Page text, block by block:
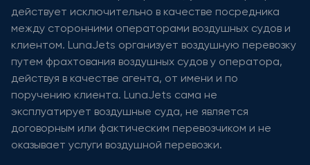
действует исключительно в качестве посредника
между сторонними операторами воздушных судов и
клиентом. LunaJets организует воздушную перевозку
путем фрахтования воздушных судов у оператора,
действуя в качестве агента, от имени и по
поручению клиента. LunaJets сама не
эксплуатирует воздушные суда, не является
договорным или фактическим перевозчиком и не
оказывает услуги воздушной перевозки.